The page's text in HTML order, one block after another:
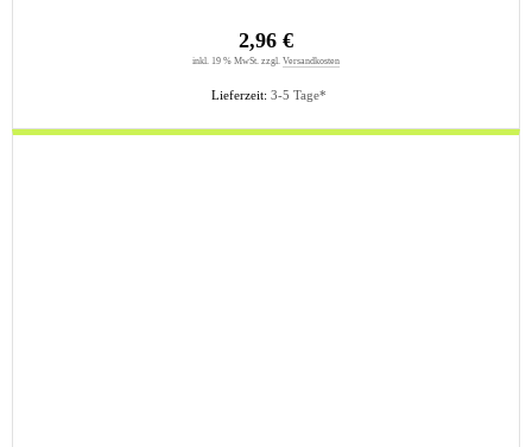
Lieferzeit: 3-5 Tage*
2,96 €
inkl. 19 % MwSt. zzgl. Versandkosten